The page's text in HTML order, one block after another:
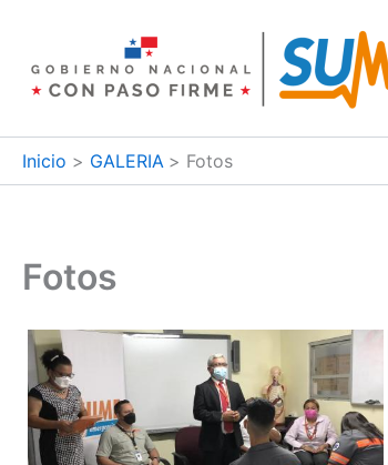
contenido
Inicio GALERIA Fotos
Fotos